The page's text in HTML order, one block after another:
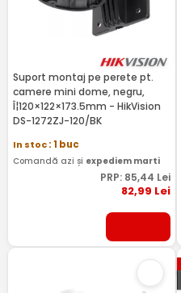
Suport montaj pe perete pt.
camere mini dome, negru,
Î¦120×122×173.5mm - HikVision
DS-1272ZJ-120/BK
In stoc: 1 buc
Comandă azi și expediem marti
PRP: 85,44 Lei
82,99 Lei